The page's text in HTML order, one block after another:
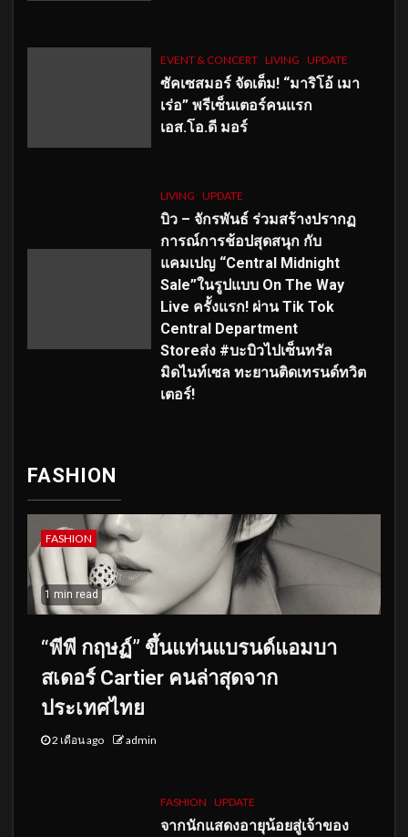
EVENT & CONCERT LIVING UPDATE
ซัคเซสมอร์ จัดเต็ม! “มาริโอ้ เมา
เร่อ” พรีเซ็นเตอร์คนแรก
เอส.โอ.ดี มอร์
LIVING UPDATE
บิว – จักรพันธ์ ร่วมสร้างปรากฏ
การณ์การช้อปสุดสนุก กับ
แคมเปญ “Central Midnight
Sale”ในรูปแบบ On The Way
Live ครั้งแรก! ผ่าน Tik Tok
Central Department
Storeส่ง #บะบิวไปเซ็นทรัล
มิดไนท์เซล ทะยานติดเทรนด์ทวิต
เตอร์!
FASHION
FASHION
1 min read
“พีพี กฤษฏ์” ขึ้นแท่นแบรนด์แอมบา
สเดอร์ Cartier คนล่าสุดจาก
ประเทศไทย
2 เดือน ago admin
FASHION UPDATE
จากนักแสดงอายุน้อยสู่เจ้าของ